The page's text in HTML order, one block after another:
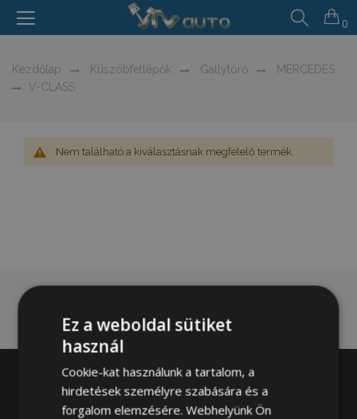
0
Kezdőlap Küszöbfellépők Gallytörő
MERCEDES
V-CLASS
Nem található a kiválasztásnak megfelelő termék.
Ez a weboldal sütiket
használ
Cookie-kat használunk a tartalom, a
hirdetések személyre szabására és a
forgalom elemzésére. Webhelyünk Ön